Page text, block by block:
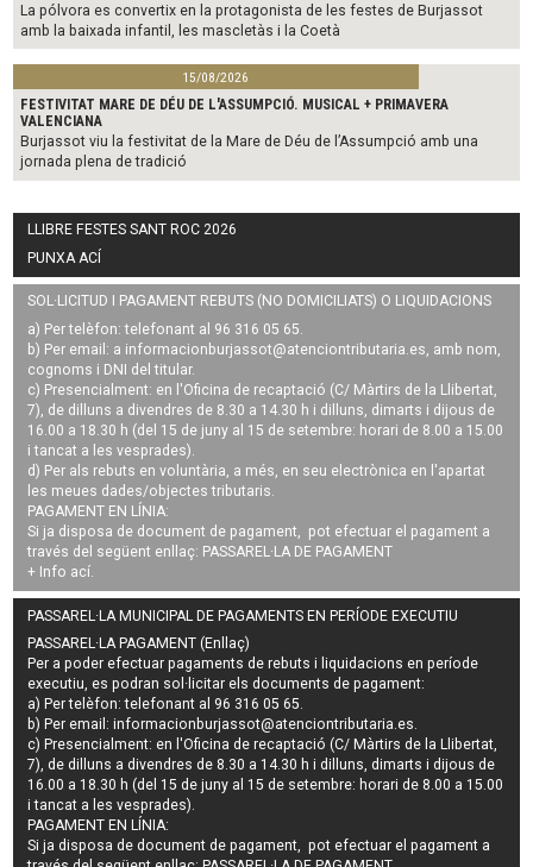
La pólvora es convertix en la protagonista de les festes de Burjassot
amb la baixada infantil, les mascletàs i la Coetà
15/08/2026
FESTIVITAT MARE DE DÉU DE L'ASSUMPCIÓ. MUSICAL + PRIMAVERA
VALENCIANA
Burjassot viu la festivitat de la Mare de Déu de l’Assumpció amb una
jornada plena de tradició
LLIBRE FESTES SANT ROC 2026
PUNXA ACÍ
SOL·LICITUD I PAGAMENT REBUTS (NO DOMICILIATS) O LIQUIDACIONS
a) Per telèfon: telefonant al 96 316 05 65.
b) Per email: a informacionburjassot@atenciontributaria.es, amb nom,
cognoms i DNI del titular.
c) Presencialment: en l'Oficina de recaptació (C/ Màrtirs de la Llibertat,
7), de dilluns a divendres de 8.30 a 14.30 h i dilluns, dimarts i dijous de
16.00 a 18.30 h (del 15 de juny al 15 de setembre: horari de 8.00 a 15.00
i tancat a les vesprades).
d) Per als rebuts en voluntària, a més, en seu electrònica en l'apartat
les meues dades/objectes tributaris.
PAGAMENT EN LÍNIA:
Si ja disposa de document de pagament, pot efectuar el pagament a
través del següent enllaç: PASSAREL·LA DE PAGAMENT
+ Info ací.
PASSAREL·LA MUNICIPAL DE PAGAMENTS EN PERÍODE EXECUTIU
PASSAREL·LA PAGAMENT (Enllaç)
Per a poder efectuar pagaments derebuts i liquidacions en període
executiu, es podran sol·licitar els documents de pagament:
a) Per telèfon: telefonant al 96 316 05 65.
b) Per email:informacionburjassot@atenciontributaria.es.
c) Presencialment: en l'Oficina de recaptació (C/ Màrtirs de la Llibertat,
7), de dilluns a divendres de 8.30 a 14.30 h i dilluns, dimarts i dijous de
16.00 a 18.30 h (del 15 de juny al 15 de setembre: horari de 8.00 a 15.00
i tancat a les vesprades).
PAGAMENT EN LÍNIA:
Si ja disposa de document de pagament, pot efectuar el pagament a